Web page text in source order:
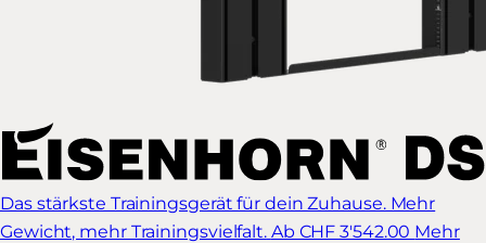
Das stärkste Trainingsgerät für dein Zuhause. Mehr
Gewicht, mehr Trainingsvielfalt. Ab CHF 3'542.00 Mehr